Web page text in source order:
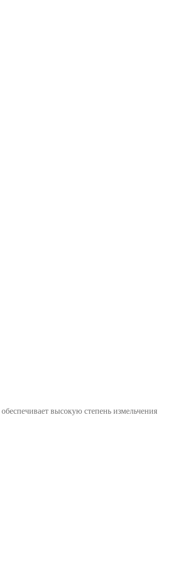
высокую степень измельчения